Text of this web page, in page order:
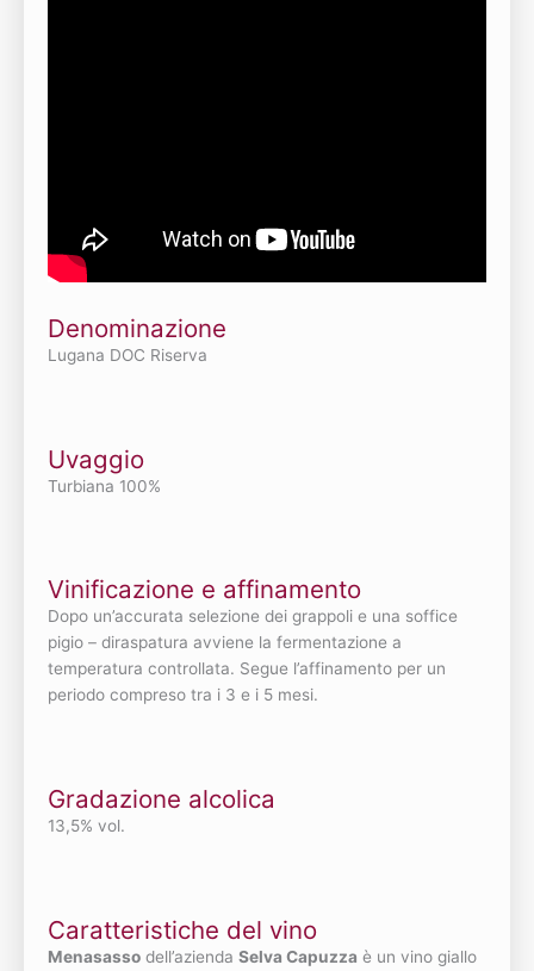
Denominazione
Lugana DOC Riserva
Uvaggio
Turbiana 100%
Vinificazione e affinamento
Dopo un’accurata selezione dei grappoli e una soffice
pigio – diraspatura avviene la fermentazione a
temperatura controllata. Segue l’affinamento per un
periodo compreso tra i 3 e i 5 mesi.
Gradazione alcolica
13,5% vol.
Caratteristiche del vino
Menasasso dell’azienda Selva Capuzza è un vino giallo